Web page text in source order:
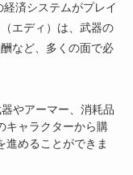
経済システムがプレイ
エディ）は、武器の
など、多くの面で必
やアーマー、消耗品
キャラクターから購
進めることができま